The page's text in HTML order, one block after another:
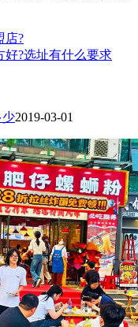
店?
好?选址有什么要求
少2019-03-01